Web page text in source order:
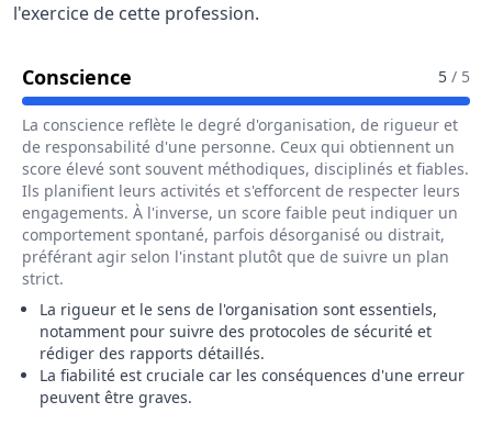
l'exercice de cette profession.
Conscience Pour Le Métier De Technicien /5 / 5
La conscience reflète le degré d'organisation, de rigueur et
de responsabilité d'une personne. Ceux qui obtiennent un
score élevé sont souvent méthodiques, disciplinés et fiables.
Ils planifient leurs activités et s'efforcent de respecter leurs
engagements. À l'inverse, un score faible peut indiquer un
comportement spontané, parfois désorganisé ou distrait,
préférant agir selon l'instant plutôt que de suivre un plan
strict.
La rigueur et le sens de l'organisation sont essentiels,
notamment pour suivre des protocoles de sécurité et
rédiger des rapports détaillés.
La fiabilité est cruciale car les conséquences d'une erreur
peuvent être graves.